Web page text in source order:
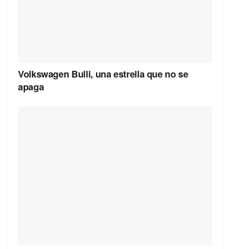
Volkswagen Bulli, una estrella que no se
apaga